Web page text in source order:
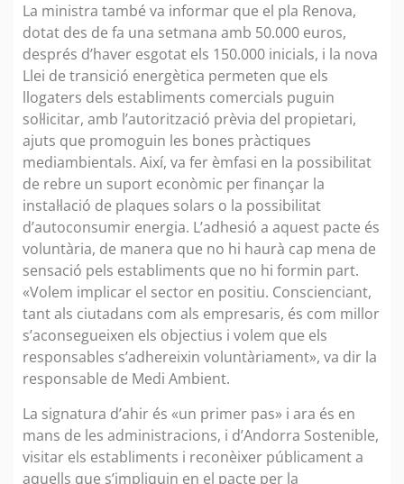
La ministra també va informar que el pla Renova,
dotat des de fa una setmana amb 50.000 euros,
després d’haver esgotat els 150.000 inicials, i la nova
Llei de transició energètica permeten que els
llogaters dels establiments comercials puguin
sol·licitar, amb l’autorització prèvia del propietari,
ajuts que promoguin les bones pràctiques
mediambientals. Així, va fer èmfasi en la possibilitat
de rebre un suport econòmic per finançar la
instal·lació de plaques solars o la possibilitat
d’autoconsumir energia. L’adhesió a aquest pacte és
voluntària, de manera que no hi haurà cap mena de
sensació pels establiments que no hi formin part.
«Volem implicar el sector en positiu. Conscienciant,
tant als ciutadans com als empresaris, és com millor
s’aconsegueixen els objectius i volem que els
responsables s’adhereixin voluntàriament», va dir la
responsable de Medi Ambient.
La signatura d’ahir és «un primer pas» i ara és en
mans de les administracions, i d’Andorra Sostenible,
visitar els establiments i reconèixer públicament a
aquells que s’impliquin en el pacte per la